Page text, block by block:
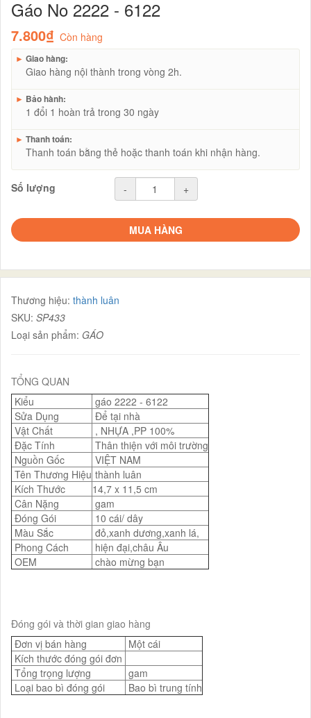
Gáo No 2222 - 6122
7.800₫ Còn hàng
► Giao hàng:
Giao hàng nội thành trong vòng 2h.
► Bảo hành:
1 đổi 1 hoàn trả trong 30 ngày
► Thanh toán:
Thanh toán bằng thẻ hoặc thanh toán khi nhận hàng.
Số lượng - +
MUA HÀNG
Thương hiệu: thành luân
SKU: SP433
Loại sản phẩm: GÁO
TỔNG QUAN
Kiểu
gáo 2222 - 6122
Sửa Dụng
Để tại nhà
Vật Chất
, NHỰA ,PP 100%
Đặc Tính
Thân thiện với môi trường
Nguồn Gốc
VIỆT NAM
Tên Thương Hiệu thành luân
Kích Thước
14,7 x 11,5 cm
Cân Nặng
gam
Đóng Gói
10 cái/ dây
Màu Sắc
đỏ,xanh dương,xanh lá,
Phong Cách
hiện đại,châu Âu
OEM
chào mừng bạn
Đóng gói và thời gian giao hàng
Đơn vị bán hàng
Một cái
Kích thước đóng gói đơn
Tổng trọng lượng
gam
Loại bao bì đóng gói
Bao bì trung tính